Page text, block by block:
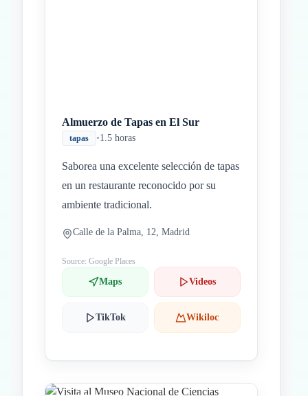
Almuerzo de Tapas en El Sur
tapas •1.5 horas
Saborea una excelente selección de tapas
en un restaurante reconocido por su
ambiente tradicional.
Calle de la Palma, 12, Madrid
Source: Google Places
Maps Videos
TikTok Wikiloc